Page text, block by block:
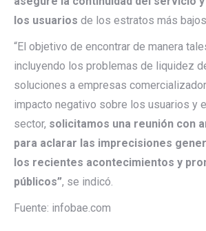
los usuarios de los estratos más
“El objetivo de encontrar de manera
incluyendo los problemas de liquidez
soluciones a empresas
impacto negativo sobre los usuarios y
sector, solicitamos una reunión con
para aclarar las imprecisiones
los recientes acontecimientos y
públicos”, se indicó.
Fuente: infobae.com